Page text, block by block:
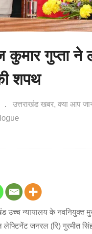
गुप्ता ने
शपथ
उत्तराखंड खबर क्या आप
उच्च न्यायालय के नवनियुक्त
जनरल (रि) गुरमीत